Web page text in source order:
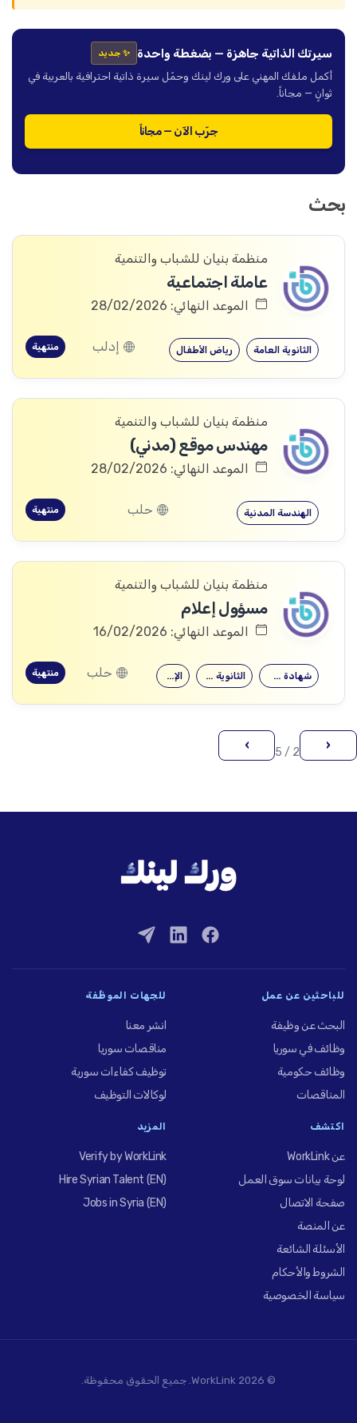
سيرتك الذاتية جاهزة — بضغطة واحدة ✨ جديد
أكمل ملفك المهني على ورك لينك وحمّل سيرة ذاتية احترافية بالعربية في
ثوانٍ — مجاناً.
جرّب الآن — مجاناً
بحث
منظمة بنيان للشباب والتنمية
عاملة اجتماعية
الموعد النهائي: 28/02/2026
رياض الأطفال الثانوية العامة إدلب منتهية
منظمة بنيان للشباب والتنمية
مهندس موقع (مدني)
الموعد النهائي: 28/02/2026
الهندسة المدنية حلب منتهية
منظمة بنيان للشباب والتنمية
مسؤول إعلام
الموعد النهائي: 16/02/2026
الإعلام الثانوية العامة شهادة جامعية حلب منتهية
‹
2 / 5
›
للباحثين عن عمل
البحث عن وظيفة
وظائف في سوريا
وظائف حكومية
المناقصات
للجهات الموظِّفة
انشر معنا
مناقصات سوريا
توظيف كفاءات سورية
لوكالات التوظيف
اكتشف
عن WorkLink
لوحة بيانات سوق العمل
صفحة الاتصال
عن المنصة
الأسئلة الشائعة
الشروط والأحكام
سياسة الخصوصية
المزيد
Verify by WorkLink
Hire Syrian Talent (EN)
Jobs in Syria (EN)
© 2026 WorkLink. جميع الحقوق محفوظة.